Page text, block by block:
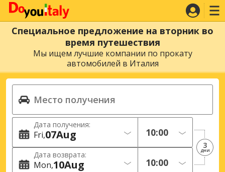
Специальное предложение на вторник во
время путешествия
Мы ищем лучшие компании по прокату
автомобилей в Италия
Дата получения:
Fri 07Aug
Дата возврата:
Mon 10Aug
3
дни